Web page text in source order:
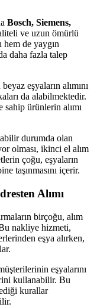
Bosch, Siemens,
ve uzun ömürlü
de yaygın
daha fazla talep
eşyaların alımını
da alabilmektedir.
ürünlerin alımı
durumda olan
olması, ikinci el alım
çoğu, eşyaların
taşınmasını içerir.
Alımı
birçoğu, alım
nakliye hizmeti,
eşya alırken,
eşyalarını
kullanabilir. Bu
kurallar